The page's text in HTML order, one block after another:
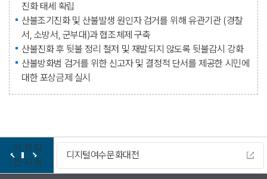
진화 태세 확립
산불조기진화 및 산불발생 원인자 검거를 위해 유관기관 (경찰
서, 소방서, 군부대)과 협조체제 구축
산불진화 후 뒷불 정리 철저 및 재발되지 않도록 뒷불감시 강화
산불방화범 검거를 위한 신고자 및 결정적 단서를 제공한 시민에
대한 포상금제 실시
이
전
정
지
다
음
디지털여수문화대전